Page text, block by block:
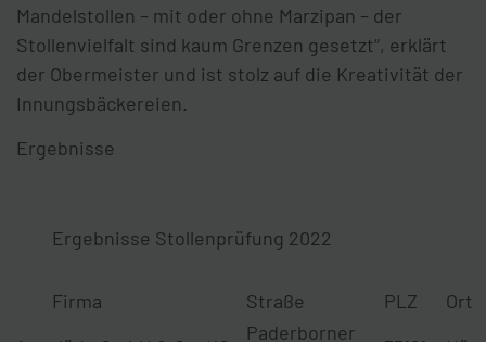
Mandelstollen – mit oder ohne Marzipan – der
Stollenvielfalt sind kaum Grenzen gesetzt“, erklärt
der Obermeister und ist stolz auf die Kreativität der
Innungsbäckereien.
Ergebnisse
Ergebnisse Stollenprüfung 2022
Firma Straße PLZ
Ort
Paderborner